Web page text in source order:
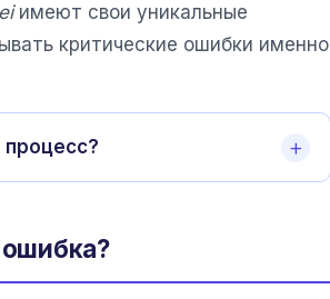
имеют свои уникальные
критические ошибки именно